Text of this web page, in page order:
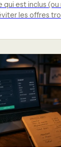
qui est inclus
les offres